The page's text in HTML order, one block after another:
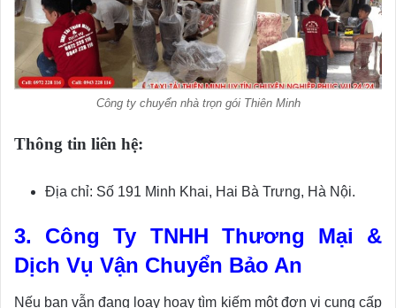
Công ty chuyển nhà trọn gói Thiên Minh
Thông tin liên hệ:
Địa chỉ: Số 191 Minh Khai, Hai Bà Trưng, Hà Nội.
3. Công Ty TNHH Thương Mại &
Dịch Vụ Vận Chuyển Bảo An
Nếu bạn vẫn đang loay hoay tìm kiếm một đơn vị cung cấp